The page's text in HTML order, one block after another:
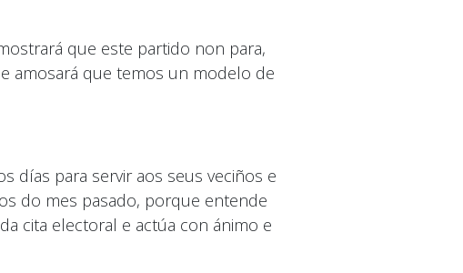
que este partido non para,
amosará que temos un modelo de
días para servir aos seus veciños e
do mes pasado, porque entende
cita electoral e actúa con ánimo e